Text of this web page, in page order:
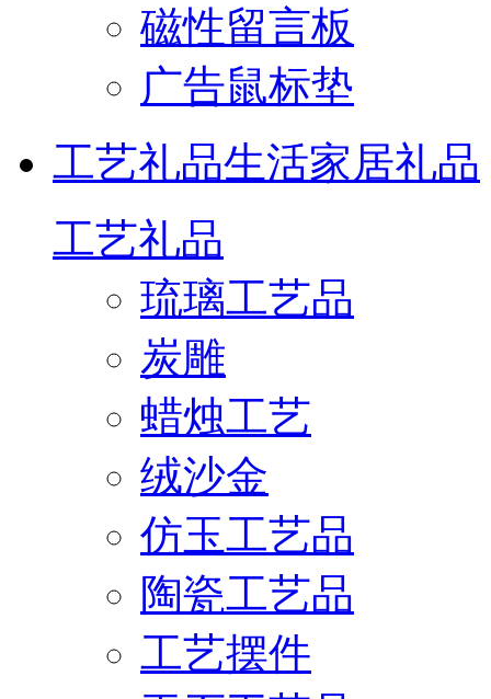
磁性留言板
广告鼠标垫
工艺礼品生活家居礼品
工艺礼品
琉璃工艺品
炭雕
蜡烛工艺
绒沙金
仿玉工艺品
陶瓷工艺品
工艺摆件